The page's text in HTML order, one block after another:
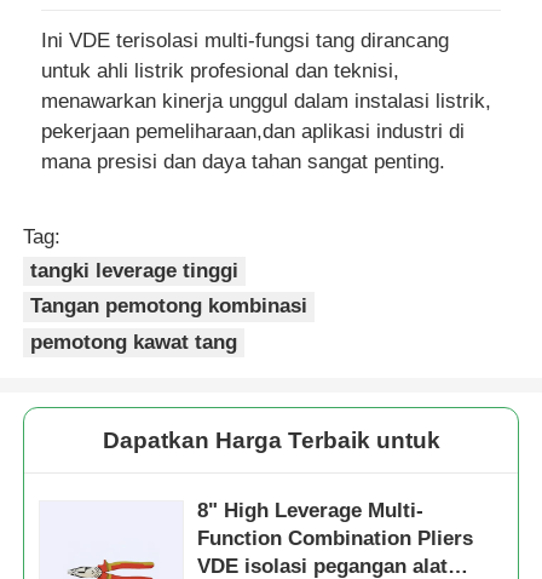
Mesin pencet elektronik
Alat yang Terisolasi
Tulang pengikat alur
Ini VDE terisolasi multi-fungsi tang dirancang
untuk ahli listrik profesional dan teknisi,
menawarkan kinerja unggul dalam instalasi listrik,
pekerjaan pemeliharaan,dan aplikasi industri di
mana presisi dan daya tahan sangat penting.
Tag:
tangki leverage tinggi
Tangan pemotong kombinasi
pemotong kawat tang
Dapatkan Harga Terbaik untuk
8" High Leverage Multi-
Function Combination Pliers
VDE isolasi pegangan alat